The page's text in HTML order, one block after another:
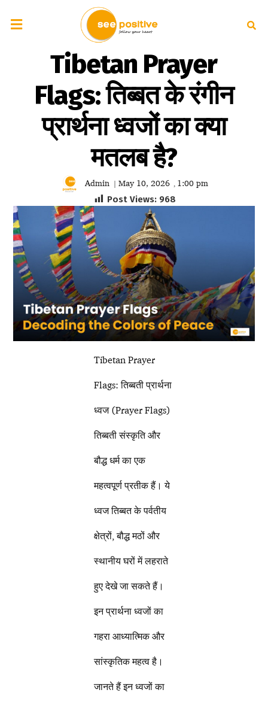
Tibetan Prayer
Flags: तिब्बत के रंगीन
प्रार्थना ध्वजों का क्या
मतलब है?
Admin | May 10, 2026 , 1:00 pm
Post Views: 968
Tibetan Prayer
Flags: तिब्बती प्रार्थना
ध्वज (Prayer Flags)
तिब्बती संस्कृति और
बौद्ध धर्म का एक
महत्वपूर्ण प्रतीक हैं। ये
ध्वज तिब्बत के पर्वतीय
क्षेत्रों, बौद्ध मठों और
स्थानीय घरों में लहराते
हुए देखे जा सकते हैं।
इन प्रार्थना ध्वजों का
गहरा आध्यात्मिक और
सांस्कृतिक महत्व है।
जानते हैं इन ध्वजों का